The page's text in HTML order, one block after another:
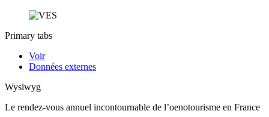
Primary tabs
Voir
Données externes
Wysiwyg
Le rendez-vous annuel incontournable de l’oenotourisme en France